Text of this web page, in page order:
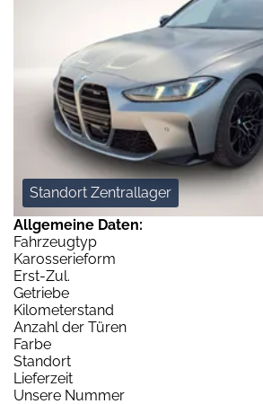
Standort Zentrallager
Allgemeine Daten:
Fahrzeugtyp
Karosserieform
Erst-Zul.
Getriebe
Kilometerstand
Anzahl der Türen
Farbe
Standort
Lieferzeit
Unsere Nummer